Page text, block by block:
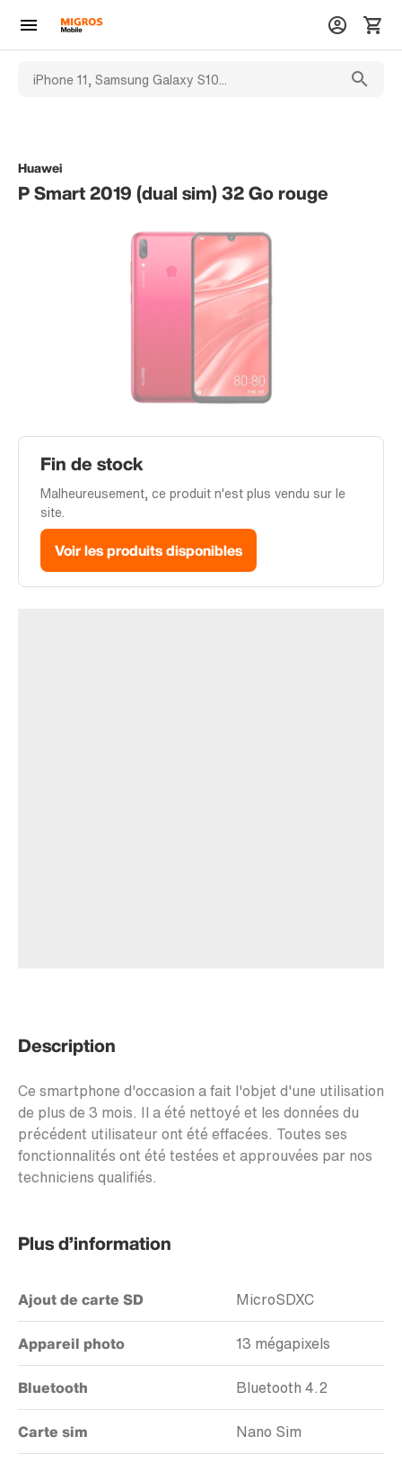
Huawei
P Smart 2019 (dual sim) 32 Go rouge
Fin de stock
Malheureusement, ce produit n'est plus vendu sur le
site.
Voir les produits disponibles
Description
Ce smartphone d'occasion a fait l'objet d'une utilisation
de plus de 3 mois. Il a été nettoyé et les données du
précédent utilisateur ont été effacées. Toutes ses
fonctionnalités ont été testées et approuvées par nos
techniciens qualifiés.
Plus d’information
Ajout de carte SD MicroSDXC
Appareil photo 13 mégapixels
Bluetooth Bluetooth 4.2
Carte sim Nano Sim